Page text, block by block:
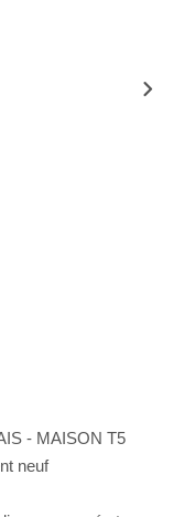
- MAISON T5
neuf